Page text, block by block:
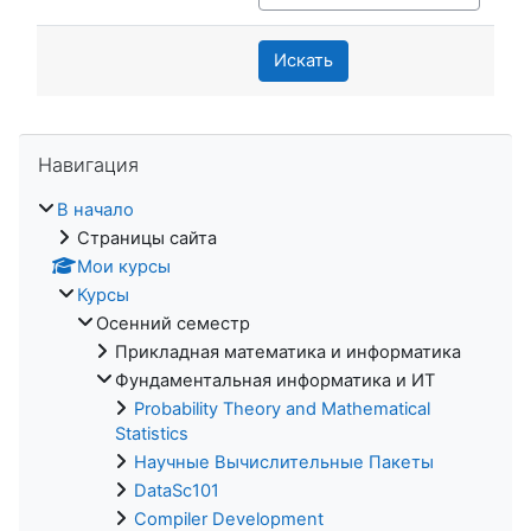
Искать
Навигация
В начало
Страницы сайта
Мои курсы
Курсы
Осенний семестр
Прикладная математика и информатика
Фундаментальная информатика и ИТ
Probability Theory and Mathematical
Statistics
Научные Вычислительные Пакеты
DataSc101
Compiler Development